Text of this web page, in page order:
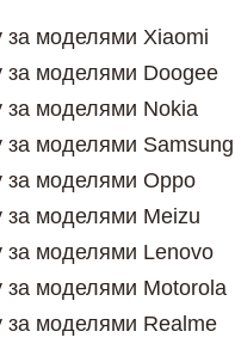
за моделями Xiaomi
за моделями Doogee
за моделями Nokia
за моделями Samsung
за моделями Oppo
за моделями Meizu
за моделями Lenovo
за моделями Motorola
за моделями Realme